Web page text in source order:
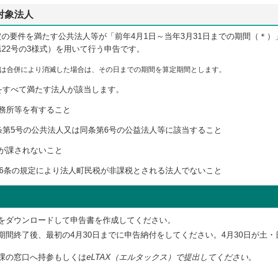
象法人
要件を満たす公共法人等が「前年4月1日～当年3月31日までの期間（＊
号の3様式）を用いて行う申告です。
合併により消滅した場合は、その日までの期間を算定期間とします。
べて満たす法人が該当します。
所等を有すること
第5号の公共法人又は同条第6号の公益法人等に該当すること
課されないこと
条の規定により法人町民税が非課税とされる法人でないこと
ダウンロードして申告書を作成してください。
間終了後、最初の4月30日までに申告納付をしてください。4月30日が土
の窓口へ持参もしくはeLTAX（エルタックス）で提出してください。